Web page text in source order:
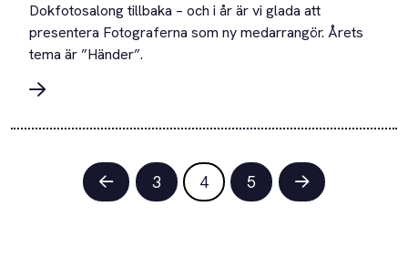
Dokfotosalong tillbaka – och i år är vi glada att
presentera Fotograferna som ny medarrangör. Årets
tema är ”Händer”.
3 4 5